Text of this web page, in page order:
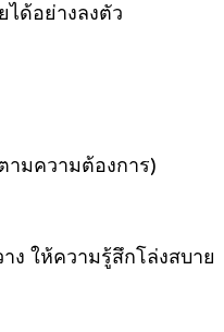
ได้อย่างลงตัว
ามความต้องการ)
ง ให้ความรู้สึกโล่งสบาย